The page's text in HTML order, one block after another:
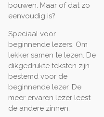
bouwen. Maar of dat zo
eenvoudig is?
Speciaal voor
beginnende lezers. Om
lekker samen te lezen. De
dikgedrukte teksten zijn
bestemd voor de
beginnende lezer. De
meer ervaren lezer leest
de andere zinnen.